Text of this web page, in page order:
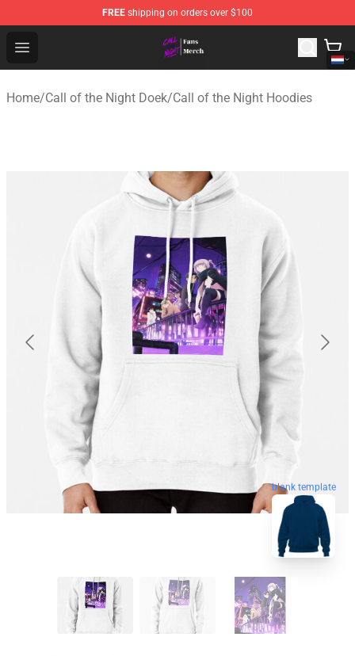
FREE shipping on orders over $100
Open menu
Call of the Night Store - Official Call of the Night
Home/Call of the Night Doek/Call of the Night Hoodies
blank template